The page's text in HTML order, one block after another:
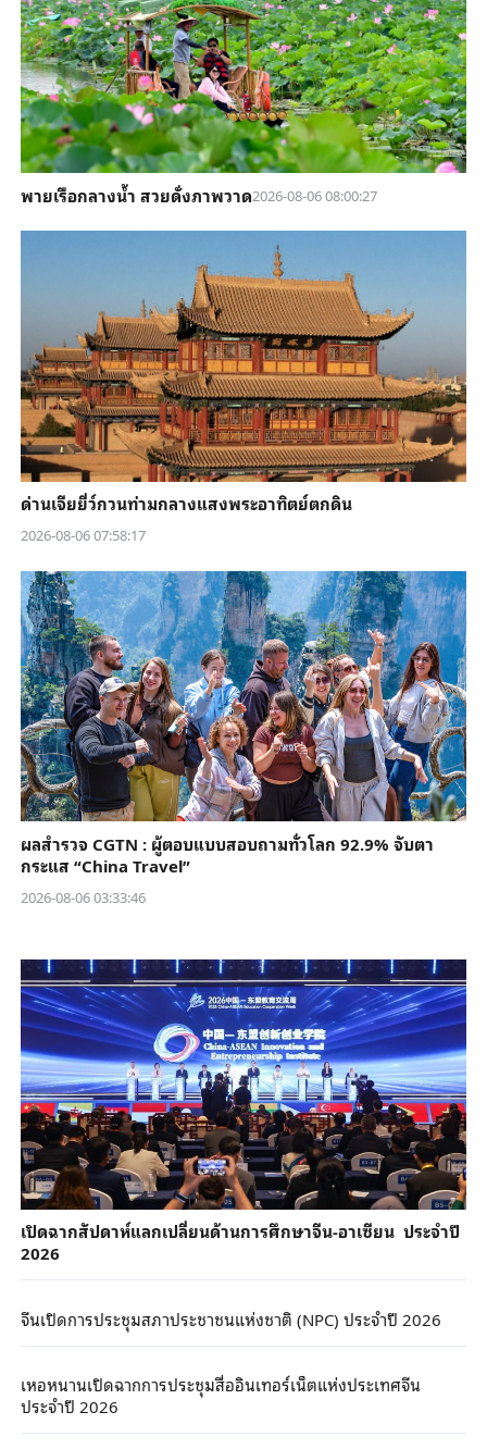
พายเรือกลางน้ำ สวยดั่งภาพวาด2026-08-06 08:00:27
ด่านเจียยี่ว์กวนท่ามกลางแสงพระอาทิตย์ตกดิน
2026-08-06 07:58:17
ผลสำรวจ CGTN : ผู้ตอบแบบสอบถามทั่วโลก 92.9% จับตา
กระแส “China Travel”
2026-08-06 03:33:46
เปิดฉากสัปดาห์แลกเปลี่ยนด้านการศึกษาจีน-อาเซียน ประจำปี
2026
จีนเปิดการประชุมสภาประชาชนแห่งชาติ (NPC) ประจำปี 2026
เหอหนานเปิดฉากการประชุมสื่ออินเทอร์เน็ตแห่งประเทศจีน
ประจำปี 2026